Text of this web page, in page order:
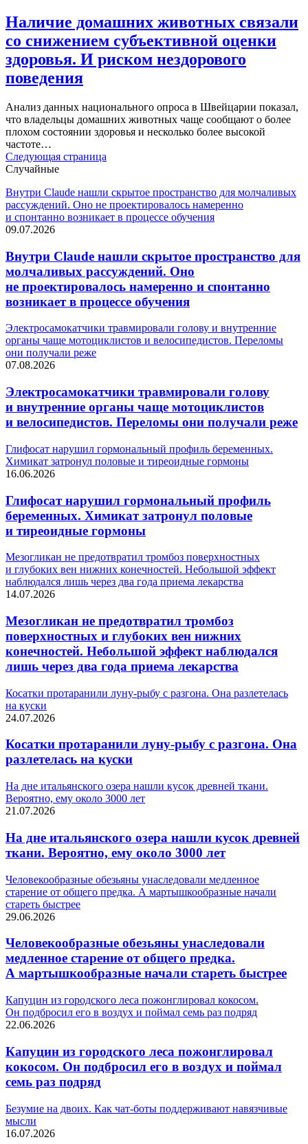
Наличие домашних животных связали
со снижением субъективной оценки
здоровья. И риском нездорового
поведения
Анализ данных национального опроса в Швейцарии показал,
что владельцы домашних животных чаще сообщают о более
плохом состоянии здоровья и несколько более высокой
частоте…
Следующая страница
Случайные
Внутри Claude нашли скрытое пространство для молчаливых
рассуждений. Оно не проектировалось намеренно
и спонтанно возникает в процессе обучения
09.07.2026
Внутри Claude нашли скрытое пространство для
молчаливых рассуждений. Оно
не проектировалось намеренно и спонтанно
возникает в процессе обучения
Электросамокатчики травмировали голову и внутренние
органы чаще мотоциклистов и велосипедистов. Переломы
они получали реже
07.08.2026
Электросамокатчики травмировали голову
и внутренние органы чаще мотоциклистов
и велосипедистов. Переломы они получали реже
Глифосат нарушил гормональный профиль беременных.
Химикат затронул половые и тиреоидные гормоны
16.06.2026
Глифосат нарушил гормональный профиль
беременных. Химикат затронул половые
и тиреоидные гормоны
Мезогликан не предотвратил тромбоз поверхностных
и глубоких вен нижних конечностей. Небольшой эффект
наблюдался лишь через два года приема лекарства
14.07.2026
Мезогликан не предотвратил тромбоз
поверхностных и глубоких вен нижних
конечностей. Небольшой эффект наблюдался
лишь через два года приема лекарства
Косатки протаранили луну-рыбу с разгона. Она разлетелась
на куски
24.07.2026
Косатки протаранили луну-рыбу с разгона. Она
разлетелась на куски
На дне итальянского озера нашли кусок древней ткани.
Вероятно, ему около 3000 лет
21.07.2026
На дне итальянского озера нашли кусок древней
ткани. Вероятно, ему около 3000 лет
Человекообразные обезьяны унаследовали медленное
старение от общего предка. А мартышкообразные начали
стареть быстрее
29.06.2026
Человекообразные обезьяны унаследовали
медленное старение от общего предка.
А мартышкообразные начали стареть быстрее
Капуцин из городского леса пожонглировал кокосом.
Он подбросил его в воздух и поймал семь раз подряд
22.06.2026
Капуцин из городского леса пожонглировал
кокосом. Он подбросил его в воздух и поймал
семь раз подряд
Безумие на двоих. Как чат-боты поддерживают навязчивые
мысли
16.07.2026